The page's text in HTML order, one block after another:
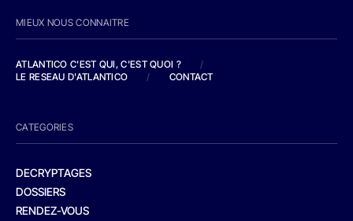
MIEUX NOUS CONNAITRE
ATLANTICO C'EST QUI, C'EST QUOI ?
/
LE RESEAU D'ATLANTICO
/ CONTACT
CATEGORIES
DECRYPTAGES
DOSSIERS
RENDEZ-VOUS